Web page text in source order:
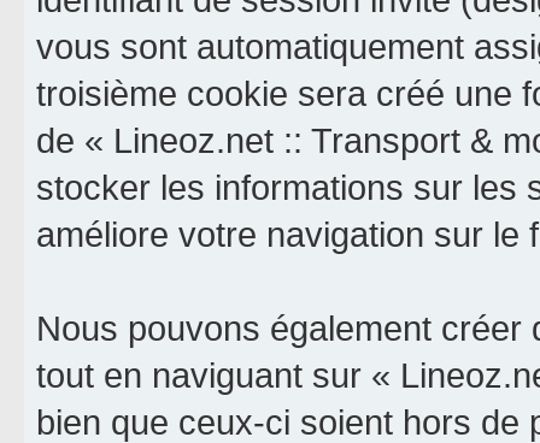
vous sont automatiquement
troisième cookie sera créé une
de « Lineoz.net :: Transport &
stocker les informations sur les
améliore votre navigation sur le
Nous pouvons également
tout en naviguant sur «
bien que ceux-ci soient hors de